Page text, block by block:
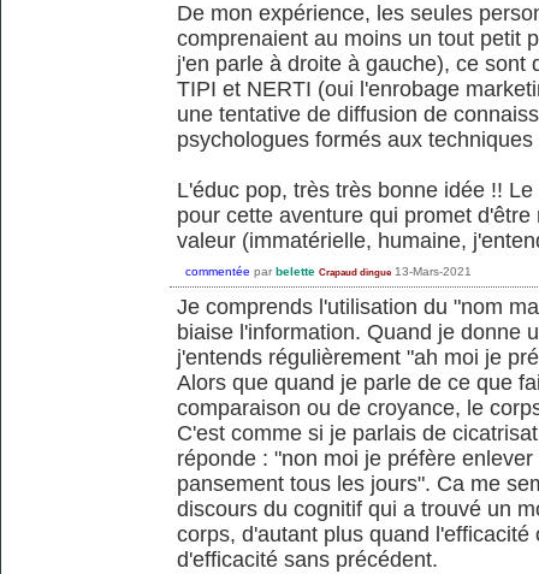
De mon expérience, les seules
comprenaient au moins un tout petit
j'en parle à droite à gauche), ce sont
TIPI et NERTI (oui l'enrobage
une tentative de diffusion de
psychologues formés aux
L'éduc pop, très très bonne idée !!
pour cette aventure qui promet
valeur (immatérielle, humaine,
commentée par belette Crapaud dingue 13-Mars-2021
Je comprends l'utilisation du "nom
biaise l'information. Quand je donne
j'entends régulièrement "ah moi je
Alors que quand je parle de ce que
comparaison ou de croyance, le
C'est comme si je parlais de
réponde : "non moi je préfère
pansement tous les jours". Ca me
discours du cognitif qui a trouvé un
corps, d'autant plus quand
d'efficacité sans précédent.